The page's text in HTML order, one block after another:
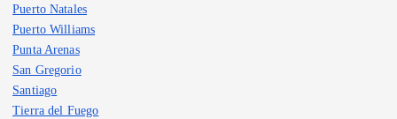
Puerto Natales
Puerto Williams
Punta Arenas
San Gregorio
Santiago
Tierra del Fuego